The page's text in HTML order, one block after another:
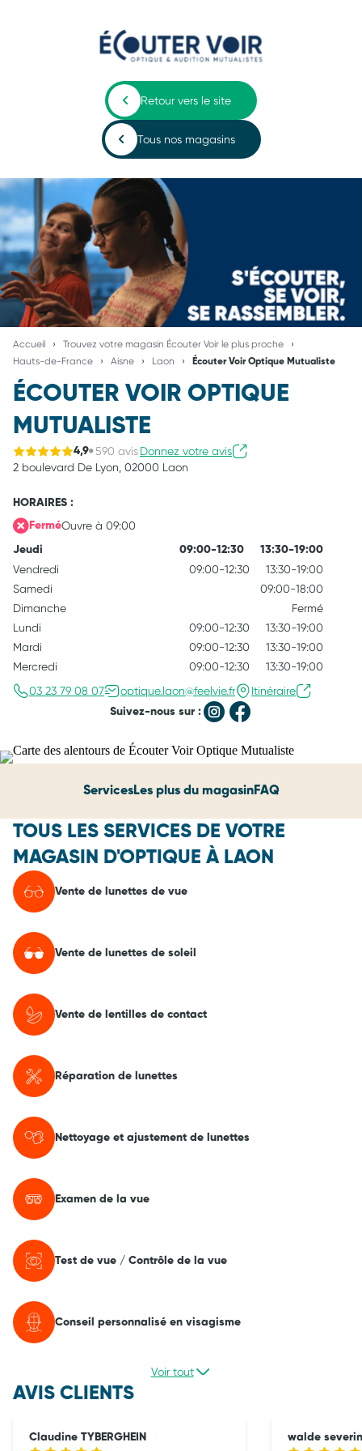
Retour vers le site
Tous nos magasins
Accueil
Trouvez votre magasin Écouter Voir le plus proche
Hauts-de-France
Aisne Laon Écouter Voir Optique Mutualiste
ÉCOUTER VOIR OPTIQUE
MUTUALISTE
4,9 590 avisDonnez votre avis
2 boulevard De Lyon, 02000 Laon
HORAIRES :
FerméOuvre à 09:00
Jeudi 09:00-12:30 13:30-19:00
Vendredi 09:00-12:30
13:30-19:00
Samedi
09:00-18:00
Dimanche
Fermé
Lundi
09:00-12:30
13:30-19:00
Mardi
09:00-12:30
13:30-19:00
Mercredi
09:00-12:30
13:30-19:00
03 23 79 08 07
optique.laon@feelvie.fr Itinéraire
Suivez-nous sur :
ServicesLes plus du magasinFAQ
TOUS LES SERVICES DE VOTRE
MAGASIN D'OPTIQUE À LAON
Vente de lunettes de vue
Vente de lunettes de soleil
Vente de lentilles de contact
Réparation de lunettes
Nettoyage et ajustement de lunettes
Examen de la vue
Test de vue / Contrôle de la vue
Conseil personnalisé en visagisme
Voir tout
AVIS CLIENTS
Claudine TYBERGHEIN walde